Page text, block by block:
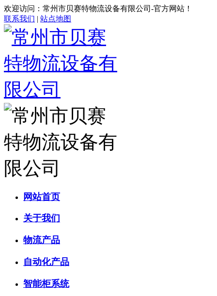
欢迎访问：常州市贝赛特物流设备有限公司-官方网站！
联系我们 | 站点地图
网站首页
关于我们
物流产品
自动化产品
智能柜系统